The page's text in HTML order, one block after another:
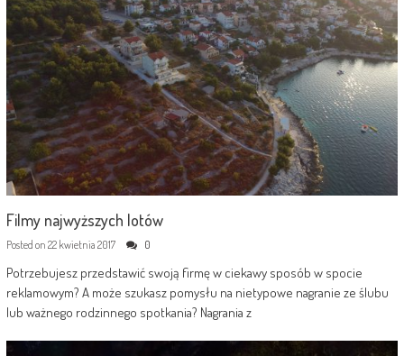
Filmy najwyższych lotów
Posted on 22 kwietnia 2017 0
Potrzebujesz przedstawić swoją firmę w ciekawy sposób w spocie
reklamowym? A może szukasz pomysłu na nietypowe nagranie ze ślubu
lub ważnego rodzinnego spotkania? Nagrania z